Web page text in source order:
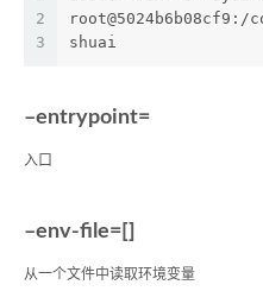
2
3
root@5024b6b08cf9:/
shuai
–entrypoint=
入口
–env-file=[]
从一个文件中读取环境变量